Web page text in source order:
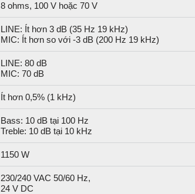
8 ohms, 100 V hoặc 70 V
LINE: Ít hơn 3 dB (35 Hz 19 kHz)
MIC: Ít hơn so với -3 dB (200 Hz 19 kHz)
LINE: 80 dB
MIC: 70 dB
Ít hơn 0,5% (1 kHz)
Bass: 10 dB tại 100 Hz
Treble: 10 dB tại 10 kHz
1150 W
230/240 VAC 50/60 Hz,
24 V DC